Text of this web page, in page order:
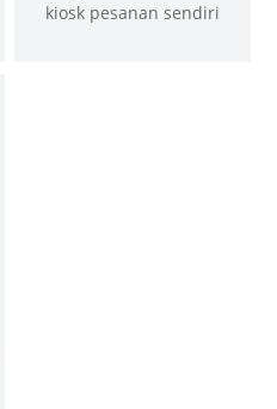
kiosk pesanan sendiri